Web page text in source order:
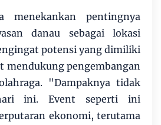
pentingnya
danau sebagai lokasi
potensi yang dimiliki
mendukung pengembangan
"Dampaknya tidak
ini. Event seperti ini
ekonomi, terutama